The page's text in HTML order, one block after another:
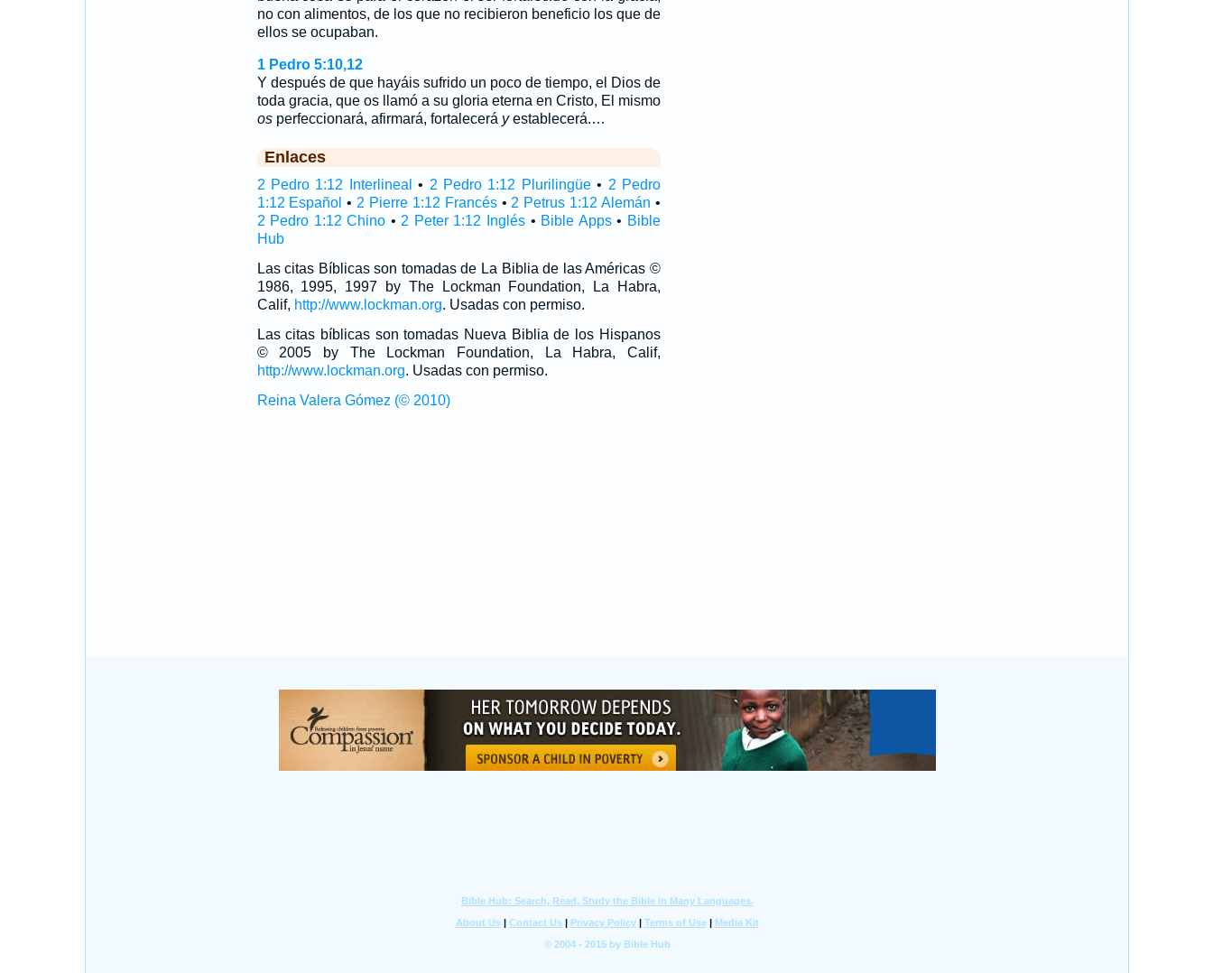
no con alimentos, de los que no recibieron beneficio los que de
ellos se ocupaban.
1 Pedro 5:10,12
Y después de que hayáis sufrido un poco de tiempo, el Dios de
toda gracia, que os llamó a su gloria eterna en Cristo, El mismo
osperfeccionará, afirmará, fortalecerá yestablecerá.…
Enlaces
2 Pedro 1:12 Interlineal • 2 Pedro 1:12 Plurilingüe• 2 Pedro
1:12 Español • 2 Pierre 1:12 Francés• 2 Petrus 1:12 Alemán •
2 Pedro 1:12 Chino • 2 Peter 1:12 Inglés • Bible Apps• Bible
Hub
Las citas Bíblicas son tomadas de La Biblia de las Américas ©
1986, 1995, 1997 by The Lockman Foundation, La Habra,
Calif, http://www.lockman.org. Usadas con permiso.
Las citas bíblicas son tomadas Nueva Biblia de los Hispanos
© 2005 by The Lockman Foundation, La Habra, Calif,
http://www.lockman.org. Usadas con permiso.
Reina Valera Gómez (© 2010)